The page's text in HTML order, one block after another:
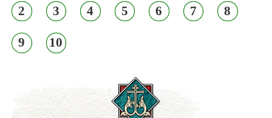
2 3 4 5 6 7 8
9 10